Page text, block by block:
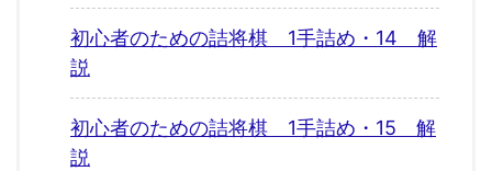
初心者のための詰将棋 1手詰め・14 解
説
初心者のための詰将棋 1手詰め・15 解
説